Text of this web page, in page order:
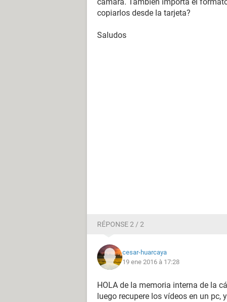
copiarlos desde la tarjeta?
Saludos
RÉPONSE 2 / 2
cesar-huarcaya
19 ene 2016 à 17:28
HOLA de la memoria interna de la
luego recupere los vídeos en un pc,